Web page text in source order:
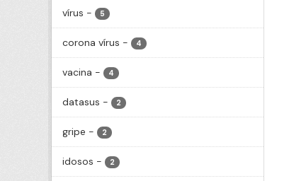
vírus - 5
corona vírus - 4
vacina - 4
datasus - 2
gripe - 2
idosos - 2